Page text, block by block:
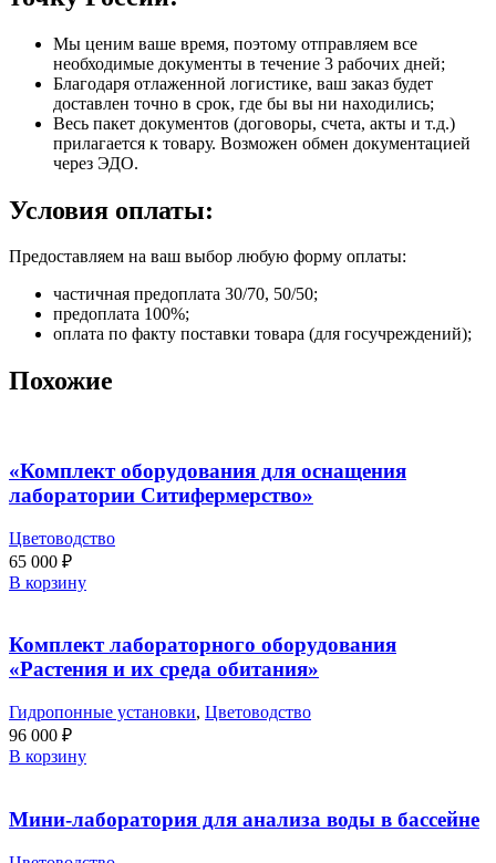
Мы ценим ваше время, поэтому отправляем все
необходимые документы в течение 3 рабочих дней;
Благодаря отлаженной логистике, ваш заказ будет
доставлен точно в срок, где бы вы ни находились;
Весь пакет документов (договоры, счета, акты и т.д.)
прилагается к товару. Возможен обмен документацией
через ЭДО.
Условия оплаты:
Предоставляем на ваш выбор любую форму оплаты:
частичная предоплата 30/70, 50/50;
предоплата 100%;
оплата по факту поставки товара (для госучреждений);
Похожие
«Комплект оборудования для оснащения
лаборатории Ситифермерство»
Цветоводство
65 000 ₽
В корзину
Комплект лабораторного оборудования
«Растения и их среда обитания»
Гидропонные установки, Цветоводство
96 000 ₽
В корзину
Мини-лаборатория для анализа воды в бассейне